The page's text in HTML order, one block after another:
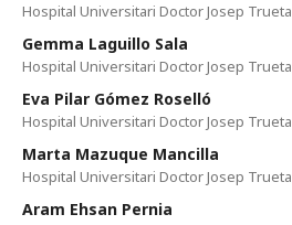
Hospital Universitari Doctor Josep Trueta
Gemma Laguillo Sala
Hospital Universitari Doctor Josep Trueta
Eva Pilar Gómez Roselló
Hospital Universitari Doctor Josep Trueta
Marta Mazuque Mancilla
Hospital Universitari Doctor Josep Trueta
Aram Ehsan Pernia